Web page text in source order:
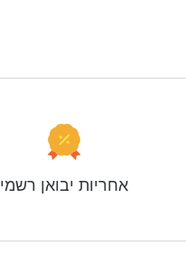
אחריות יבואן רשמי